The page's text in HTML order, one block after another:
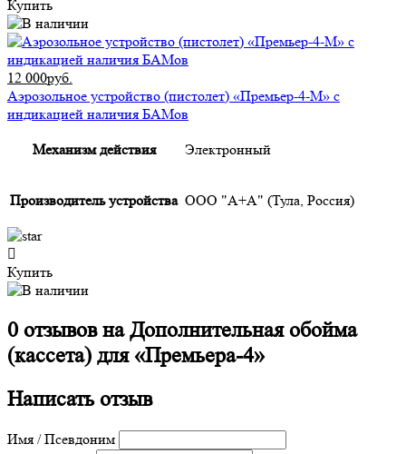
Купить
12 000руб.
Аэрозольное устройство (пистолет) «Премьер-4-М» с
индикацией наличия БАМов
Механизм действия Электронный
Производитель устройства ООО "А+А" (Тула, Россия)
Купить
0 отзывов наДополнительная обойма
(кассета) для «Премьера-4»
Написать отзыв
Имя / Псевдоним